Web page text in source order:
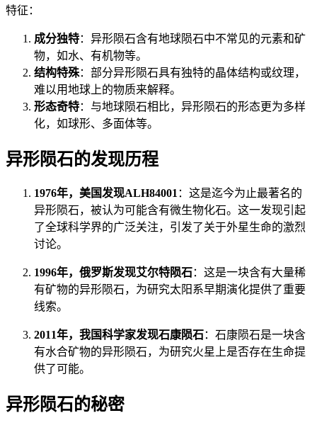
特征：
成分独特：异形陨石含有地球陨石中不常见的元素和矿
物，如水、有机物等。
结构特殊：部分异形陨石具有独特的晶体结构或纹理，
难以用地球上的物质来解释。
形态奇特：与地球陨石相比，异形陨石的形态更为多样
化，如球形、多面体等。
异形陨石的发现历程
1976年，美国发现ALH84001：这是迄今为止最著名的
异形陨石，被认为可能含有微生物化石。这一发现引起
了全球科学界的广泛关注，引发了关于外星生命的激烈
讨论。
1996年，俄罗斯发现艾尔特陨石 ：这是一块含有大量稀
有矿物的异形陨石，为研究太阳系早期演化提供了重要
线索。
2011年，我国科学家发现石康陨石 ：石康陨石是一块含
有水合矿物的异形陨石，为研究火星上是否存在生命提
供了可能。
异形陨石的秘密